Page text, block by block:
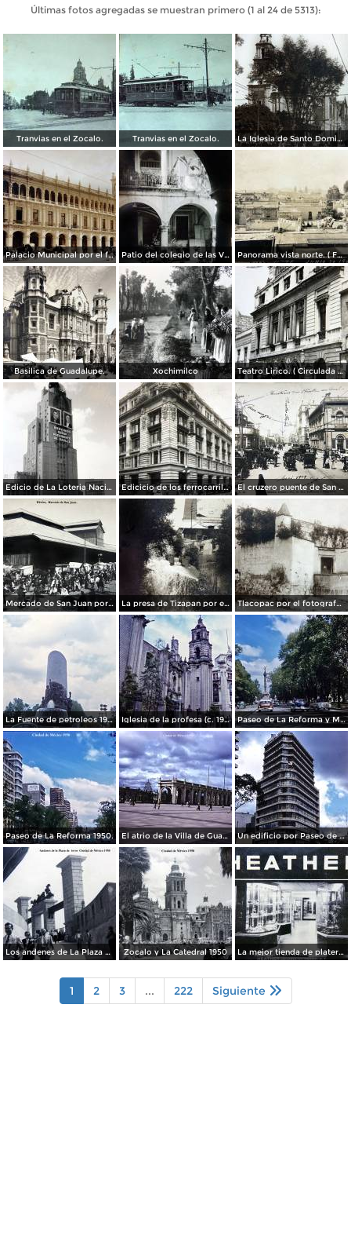
Últimas fotos agregadas se muestran primero (1 al 24 de 5313):
Tranvias en el Zocalo. Tranvias en el Zocalo. La Iglesia de Santo Domingo.
Palacio Municipal por el fotografo Hugo Brehme.. Patio del colegio de las Vizcainas por el fotografo Hugo Brehme. Panorama vista norte. ( Fechada el 20 de Junio de 1905 ).
Basilica de Guadalupe. Xochimilco Teatro Lirico. ( Circulada el 1 de Agosto de 1926 ).
Edicio de La Loteria Nacional Ciudad de México Abril de 1964 Edicicio de los ferrocarriles. El cruzero puente de San Francisco y Guardiola por el fotografo Felix Miret.
Mercado de San Juan por el fotografo Felix Miret La presa de Tizapan por el fotografo Fernando Kososky. ( Circulada el 22 de Diembre de 1910 ). Tlacopac por el fotografo Hugo Brehme.
La Fuente de petroleos 1950. Iglesia de la profesa (c. 1950) Paseo de La Reforma y Mto a La Independencia 1950
Paseo de La Reforma 1950. El atrio de la Villa de Guadalupe 1950. Un edificio por Paseo de La Reforma 1950
Los andenes de La Plaza de toros Ciudad de México 1950 Zocalo y La Catedral 1950 La mejor tienda de plateria.
1 2 3 ... 222 Siguiente